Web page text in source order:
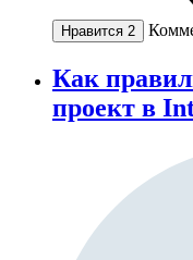
Нравится 2
Как
проект в